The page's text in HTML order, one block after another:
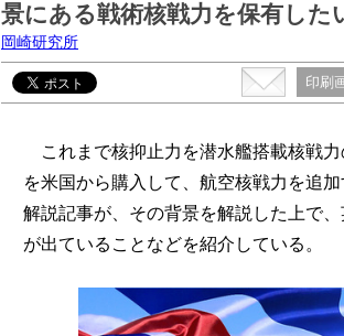
景にある戦術核戦力を保有した
岡崎研究所
印刷
これまで核抑止力を潜水艦搭載核戦
を米国から購入して、航空核戦力を追
解説記事が、その背景を解説した上で
が出ていることなどを紹介している。